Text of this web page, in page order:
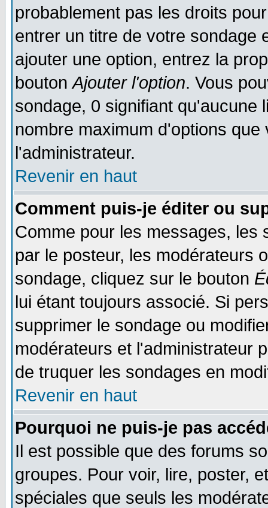
probablement pas les droits
entrer un titre de votre sondage
ajouter une option, entrez la
boutonAjouter l'option. Vous
sondage, 0 signifiant qu'aucune
nombre maximum d'options
l'administrateur.
Revenir en haut
Comment puis-je éditer ou
Comme pour les messages, les
par le posteur, les modérateurs
sondage, cliquez sur le bouton
lui étant toujours associé. Si
supprimer le sondage ou
modérateurs et l'administrateur
de truquer les sondages en
Revenir en haut
Pourquoi ne puis-je pas
Il est possible que des forums
groupes. Pour voir, lire, poster,
spéciales que seuls les